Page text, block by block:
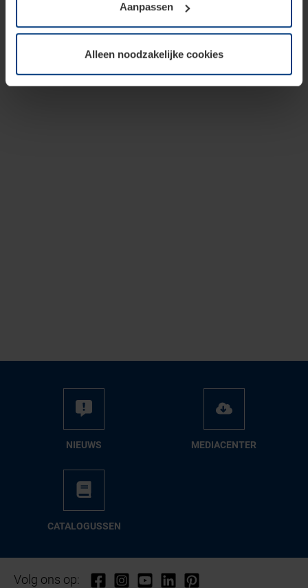
soorten cookies is uw toestemming vereist. Uw
toestemming kunt u op elk moment bij de uitleg van de
wijzigen of herroepen.
Aanpassen
Alleen noodzakelijke cookies
NIEUWS ME­DIA­CEN­TER
CA­TA­LO­GUS­SEN
Volg ons op: